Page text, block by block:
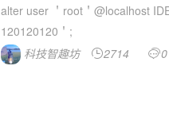
alter user ＇root＇@localhost
120120120＇;
科技智趣坊
2714 0